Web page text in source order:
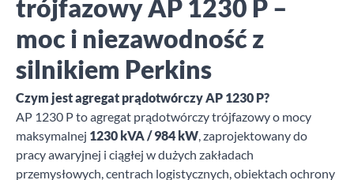
trójfazowy AP 1230 P –
moc i niezawodność z
silnikiem Perkins
Czym jest agregat prądotwórczy AP 1230 P?
AP 1230 P to agregat prądotwórczy trójfazowy o mocy
maksymalnej 1230 kVA / 984 kW, zaprojektowany do
pracy awaryjnej i ciągłej w dużych zakładach
przemysłowych, centrach logistycznych, obiektach ochrony